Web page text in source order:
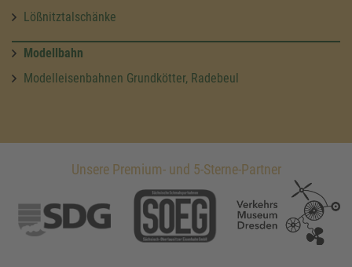
Lößnitztalschänke
Modellbahn
Modelleisenbahnen Grundkötter, Radebeul
Unsere Premium- und 5-Sterne-Partner